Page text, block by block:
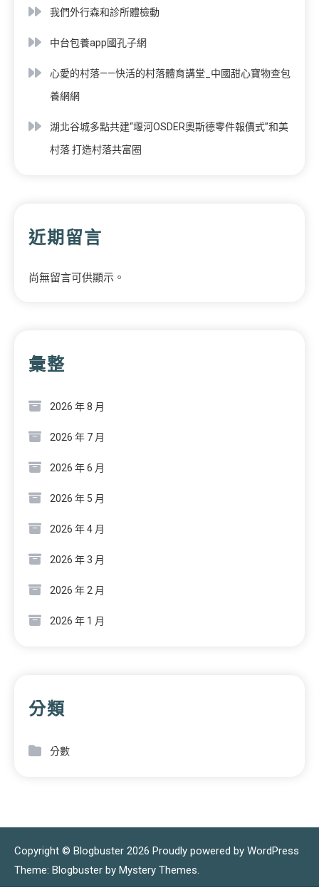
我們外行森和診所體檢動
中台包養app國孔子網
心愛的村落——快活的村落體育講堂_中國甜心寶物查包
養網網
湖北谷城多點共建“堰河OSDER奧斯德零件報價式”和美
村落 打造村落共富圈
近期留言
尚無留言可供顯示。
彙整
2026 年 8 月
2026 年 7 月
2026 年 6 月
2026 年 5 月
2026 年 4 月
2026 年 3 月
2026 年 2 月
2026 年 1 月
分類
分數
Copyright © Blogbuster 2026 Proudly powered by WordPress
Theme: Blogbuster by Mystery Themes